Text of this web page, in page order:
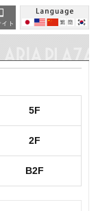
5F
2F
B2F